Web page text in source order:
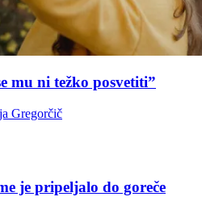
mu ni težko posvetiti”
Gregorčič
je pripeljalo do goreče